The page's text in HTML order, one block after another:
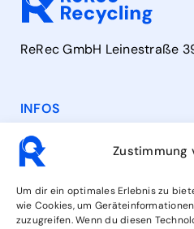
Zustimmung
Um dir ein optimales Erlebnis zu
wie Cookies, um
zuzugreifen. Wenn du diesen
ReRec GmbH Leinestraße
INFOS
Contact
Heures